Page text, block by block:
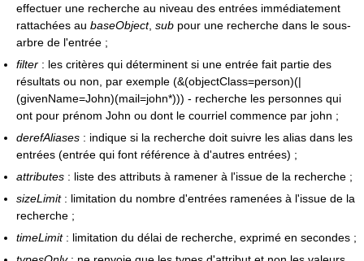
effectuer une recherche au niveau des entrées immédiatement
rattachées au baseObject, sub pour une recherche dans le sous-
arbre de l'entrée ;
filter : les critères qui déterminent si une entrée fait partie des
résultats ou non, par exemple (&(objectClass=person)(|
(givenName=John)(mail=john*))) - recherche les personnes qui
ont pour prénom John ou dont le courriel commence par john ;
derefAliases : indique si la recherche doit suivre les alias dans les
entrées (entrée qui font référence à d'autres entrées) ;
attributes : liste des attributs à ramener à l'issue de la recherche ;
sizeLimit: limitation du nombre d'entrées ramenées à l'issue de la
recherche ;
timeLimit: limitation du délai de recherche, exprimé en secondes ;